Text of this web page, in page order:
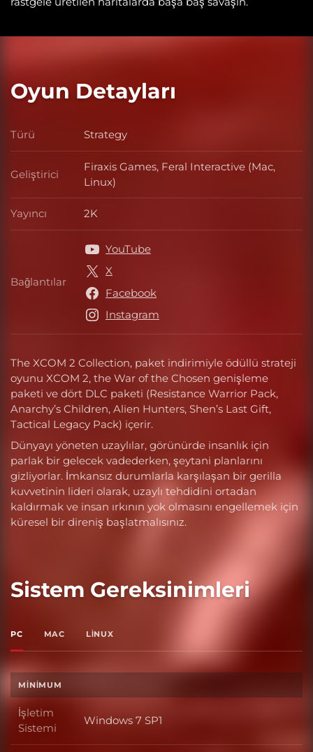
Oyun Detayları
The XCOM 2 Collection, paket indirimiyle ödüllü strateji
oyunu XCOM 2, the War of the Chosen genişleme
paketi ve dört DLC paketi (Resistance Warrior Pack,
Anarchy’s Children, Alien Hunters, Shen’s Last Gift,
Tactical Legacy Pack) içerir.
Dünyayı yöneten uzaylılar, görünürde insanlık için
parlak bir gelecek vadederken, şeytani planlarını
gizliyorlar. İmkansız durumlarla karşılaşan bir gerilla
kuvvetinin lideri olarak, uzaylı tehdidini ortadan
kaldırmak ve insan ırkının yok olmasını engellemek için
küresel bir direniş başlatmalısınız.
Türü Türü
Strategy
Geliştirici Geliştirici
Firaxis Games, Feral Interactive (Mac,
Linux)
Yayıncı Yayıncı
2K
Bağlantılar Bağlantılar
YouTube
X
Facebook
Instagram
Sistem Gereksinimleri
PC MAC LINUX
MINIMUM
İşletim
Sistemi
İşletim Sistemi
Windows 7 SP1